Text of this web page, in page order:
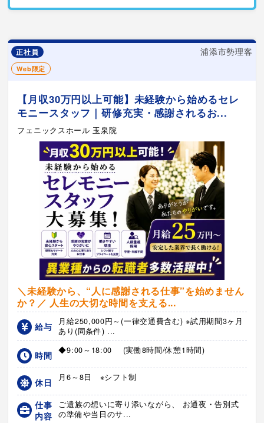
正社員 浦添市勢理客
Web限定
【月収30万円以上可能】未経験から始めるセレ
モニースタッフ｜研修充実・感謝されるお...
フェニックスホール 玉泉院
＼未経験から、“人に感謝される仕事”を始めません
か？／ 人生の大切な時間を支える...
給与
月給250,000円～(一律交通費含む) ※試用期間3ヶ月
あり(同条件) ...
時間 ◆9:00～18:00 (実働8時間/休憩1時間)
休日 月6～8日 ※シフト制
仕事
内容
ご遺族の想いに寄り添いながら、 お通夜・告別式
の準備や当日のサ...